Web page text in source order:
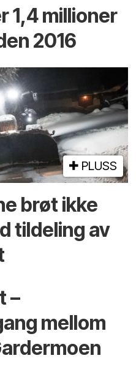
1,4 millioner
2016
PLUSS
brøt ikke
tildeling av
–
mellom